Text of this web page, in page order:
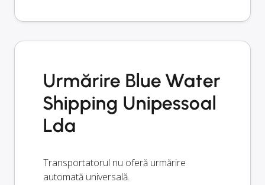
Urmărire Blue Water
Shipping Unipessoal
Lda
Transportatorul nu oferă urmărire
automată universală.